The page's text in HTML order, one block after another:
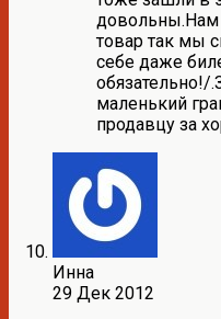
довольны.Нам
товар так мы
себе даже
обязательно!/
маленький
продавцу за
Инна
29 Дек 2012